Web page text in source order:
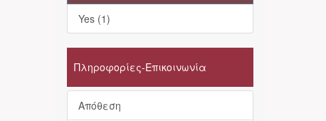
Yes (1)
Πληροφορίες-Επικοινωνία
Απόθεση